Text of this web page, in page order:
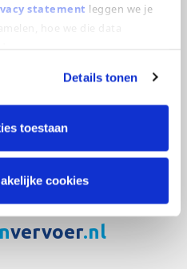
statement leggen we je
Details tonen
toestaan
cookies
op een plek voor […]
vervoer.nl